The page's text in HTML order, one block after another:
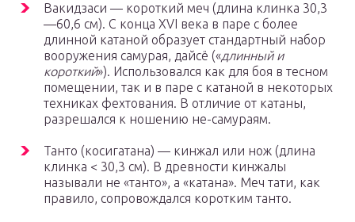
Вакидзаси — короткий меч (длина клинка 30,3
—60,6 см). С конца XVI века в паре с более
длинной катаной образует стандартный набор
вооружения самурая, дайсё («длинный и
короткий»). Использовался как для боя в тесном
помещении, так и в паре с катаной в некоторых
техниках фехтования. В отличие от катаны,
разрешался к ношению не-самураям.
Танто (косигатана) — кинжал или нож (длина
клинка < 30,3 см). В древности кинжалы
называли не «танто», а «катана». Меч тати, как
правило, сопровождался коротким танто.